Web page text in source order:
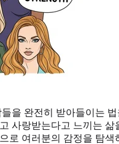
을 완전히 받아들이는
사랑받는다고 느끼는
로 여러분의 감정을 탐